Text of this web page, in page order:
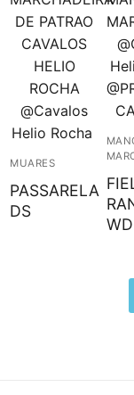
MUARES
PASSARELA
DS
WD